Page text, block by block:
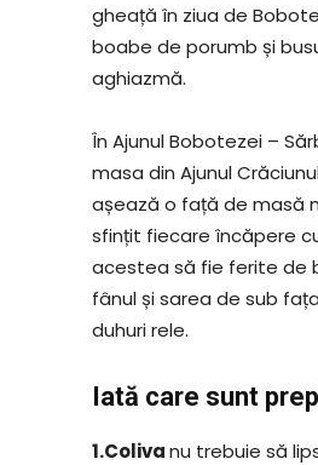
gheață în ziua de
boabe de porumb și
aghiazmă.
În Ajunul Bobotezei –
masa din Ajunul
așează o față de masă
sfințit fiecare încăpere
acestea să fie ferite de
fânul și sarea de sub
duhuri rele.
Iată care sunt
1.Colivanu trebuie să